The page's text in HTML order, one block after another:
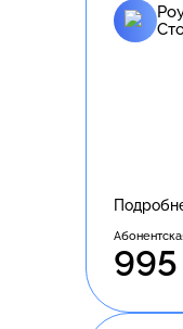
995